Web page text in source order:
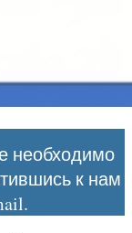
необходимо
к нам